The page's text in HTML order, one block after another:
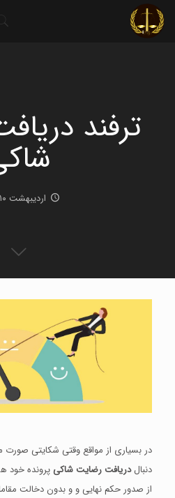
ترفند‌
اردیبهشت ۱۰, ۱۴۰۳
در بسیاری از مواقع وقتی شکایتی صورت
دنبالدریافت رضایت شاکی پرونده خود
از صدور حکم نهایی و و بدون دخالت